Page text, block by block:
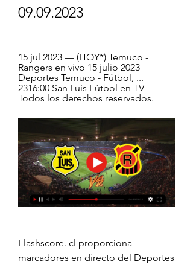
09.09.2023
15 jul 2023 — (HOY*) Temuco -
Rangers en vivo 15 julio 2023
Deportes Temuco - Fútbol, ...
2316:00 San Luis Fútbol en TV -
Todos los derechos reservados.
Flashscore. cl proporciona
marcadores en directo del Deportes